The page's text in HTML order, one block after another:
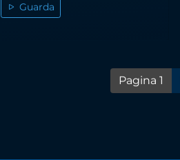
Guarda
Pagina 1